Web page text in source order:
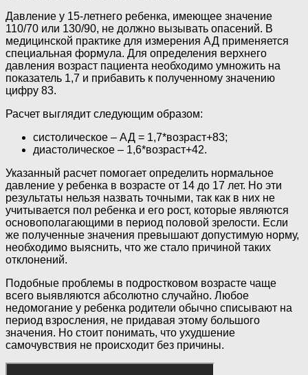
Давление у 15-летнего ребенка, имеющее значение
110/70 или 130/90, не должно вызывать опасений. В
медицинской практике для измерения АД применяется
специальная формула. Для определения верхнего
давления возраст пациента необходимо умножить на
показатель 1,7 и прибавить к полученному значению
цифру 83.
Расчет выглядит следующим образом:
систолическое – АД = 1,7*возраст+83;
диастолическое – 1,6*возраст+42.
Указанный расчет помогает определить нормальное
давление у ребенка в возрасте от 14 до 17 лет. Но эти
результаты нельзя назвать точными, так как в них не
учитывается пол ребенка и его рост, которые являются
основополагающими в период половой зрелости. Если
же полученные значения превышают допустимую норму,
необходимо выяснить, что же стало причиной таких
отклонений.
Подобные проблемы в подростковом возрасте чаще
всего выявляются абсолютно случайно. Любое
недомогание у ребенка родители обычно списывают на
период взросления, не придавая этому большого
значения. Но стоит понимать, что ухудшение
самочувствия не происходит без причины.